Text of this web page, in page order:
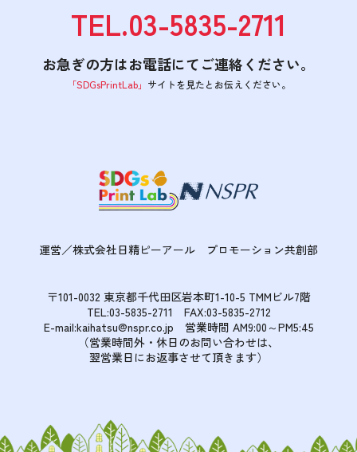
お急ぎの方はお電話にてご連絡ください。
TEL.03-5835-2711
「SDGsPrintLab」 サイトを見たと お伝えください。
運営／株式会社日精ピーアール プロモーション共創部
〒101-0032 東京都千代田区岩本町1-10-5 TMMビル7階
TEL:03-5835-2711 FAX:03-5835-2712
E-mail:kaihatsu@nspr.co.jp 営業時間 AM9:00～PM5:45
（営業時間外・休日のお問い合わせは、
翌営業日にお返事させて頂きます）